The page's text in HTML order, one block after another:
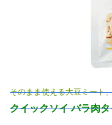
そのまま使える大豆ミート
クイックソイ バラ肉